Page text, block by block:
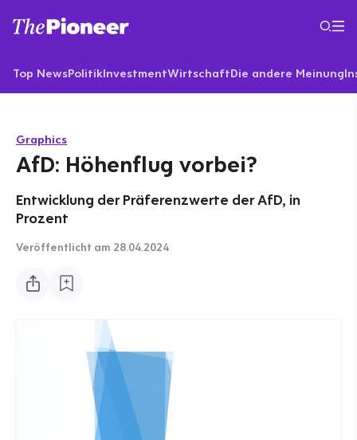
Top NewsPolitikInvestmentWirtschaftDie andere Meinung
Graphics
AfD: Höhenflug vorbei?
Entwicklung der Präferenzwerte der AfD, in
Prozent
Veröffentlicht am 28.04.2024